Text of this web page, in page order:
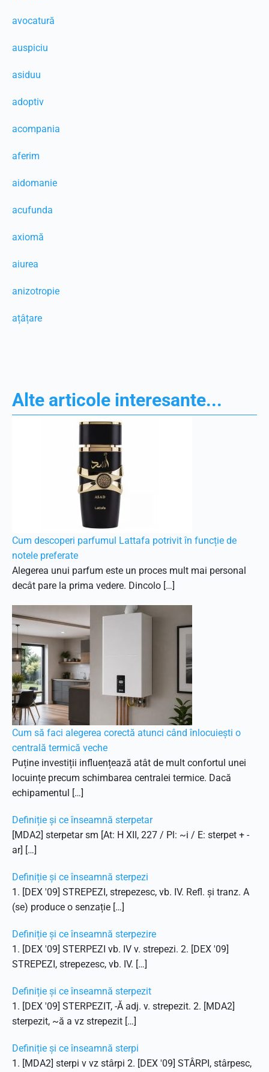
avocatură
auspiciu
asiduu
adoptiv
acompania
aferim
aidomanie
acufunda
axiomă
aiurea
anizotropie
ațâțare
Alte articole interesante...
Cum descoperi parfumul Lattafa potrivit în funcție de
notele preferate
Alegerea unui parfum este un proces mult mai personal
decât pare la prima vedere. Dincolo […]
Cum să faci alegerea corectă atunci când înlocuiești o
centrală termică veche
Puține investiții influențează atât de mult confortul unei
locuințe precum schimbarea centralei termice. Dacă
echipamentul […]
Definiție și ce înseamnă sterpetar
[MDA2] sterpetar sm [At: H XII, 227 / Pl: ~i / E: sterpet + -
ar] […]
Definiție și ce înseamnă sterpezi
1. [DEX '09] STREPEZI, strepezesc, vb. IV. Refl. și tranz. A
(se) produce o senzație […]
Definiție și ce înseamnă sterpezire
1. [DEX '09] STERPEZI vb. IV v. strepezi. 2. [DEX '09]
STREPEZI, strepezesc, vb. IV. […]
Definiție și ce înseamnă sterpezit
1. [DEX '09] STERPEZIT, -Ă adj. v. strepezit. 2. [MDA2]
sterpezit, ~ă a vz strepezit […]
Definiție și ce înseamnă sterpi
1. [MDA2] sterpi v vz stârpi 2. [DEX '09] STÂRPI, stârpesc,